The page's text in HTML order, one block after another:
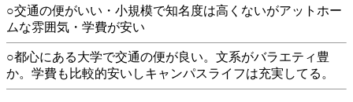
○交通の便がいい・小規模で知名度は高くないがアットホー
ムな雰囲気・学費が安い
○都心にある大学で交通の便が良い。文系がバラエティ豊
か。学費も比較的安いしキャンパスライフは充実してる。